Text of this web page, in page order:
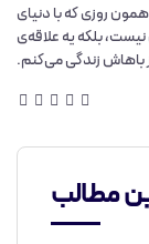
روزی که با دنیای
بلکه یه علاقه‌ی
باهاش زندگی می‌کنم.
مطالب